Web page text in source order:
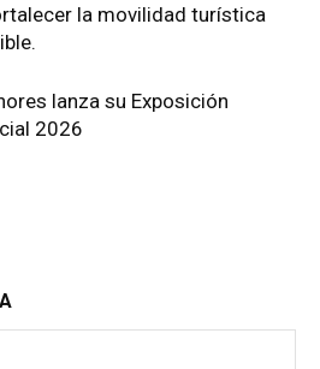
la movilidad turística
lanza su Exposición
2026